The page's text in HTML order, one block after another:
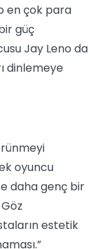
en çok para
güç
Jay Leno da
dinlemeye
oyuncu
daha genç bir
estetik